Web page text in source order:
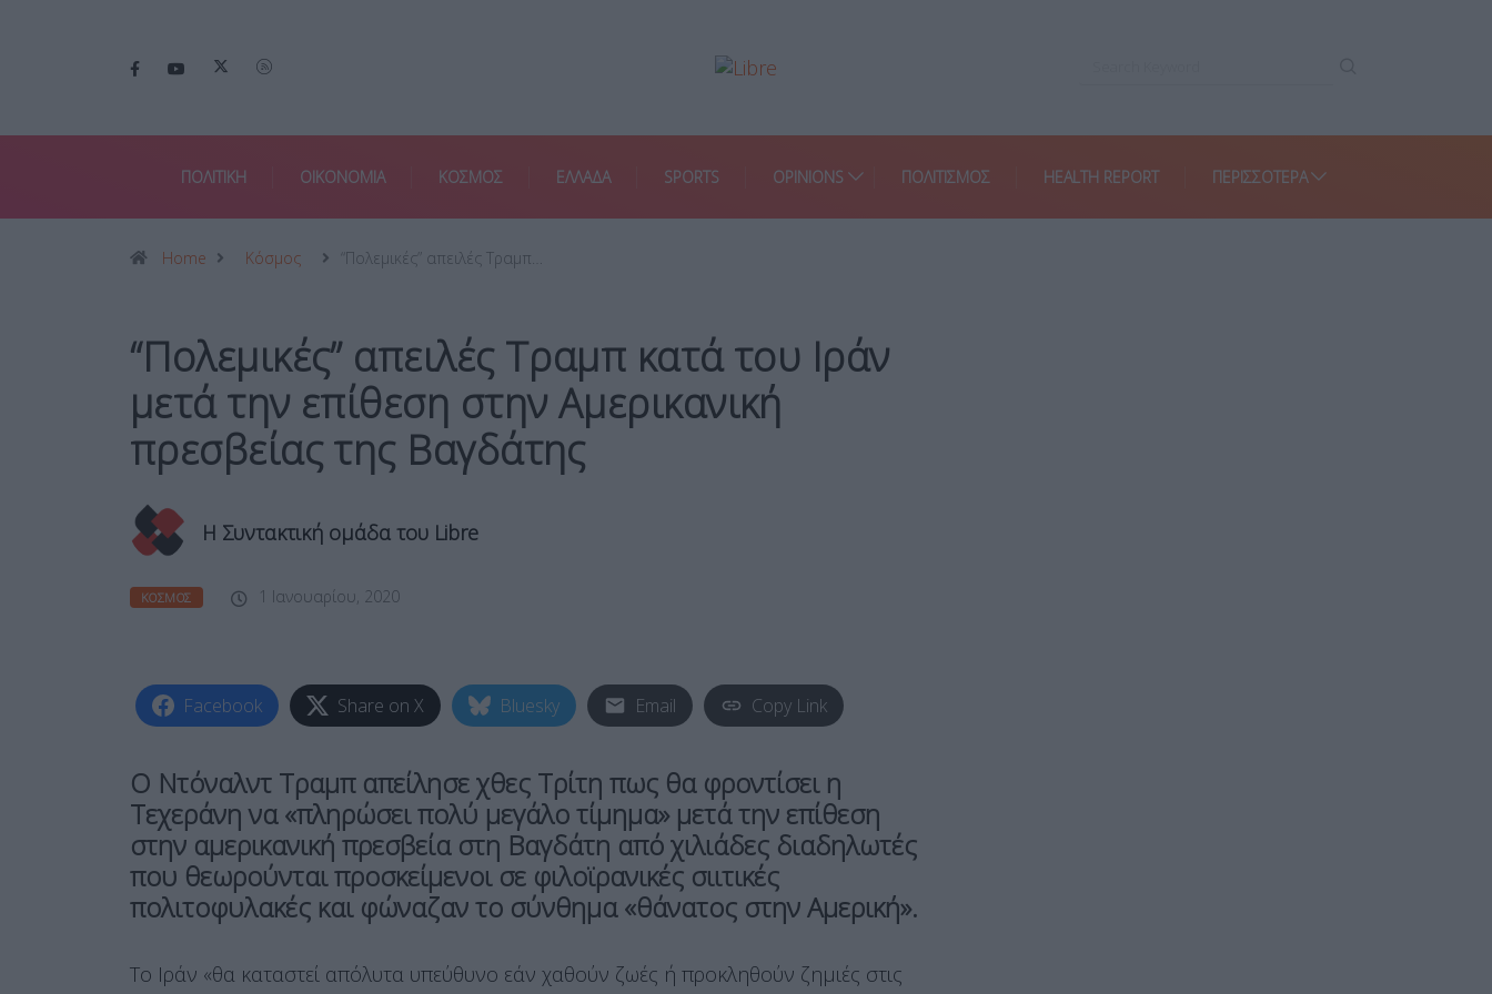
ΠΟΛΙΤΙΚΗ ΟΙΚΟΝΟΜΙΑ ΚΟΣΜΟΣ ΕΛΛΑΔΑ SPORTS OPINIONS ΠΟΛΙΤΙΣΜΟΣ HEALTH REPORT ΠΕΡΙΣΣΌΤΕΡΑ
Home Κόσμος “Πολεμικές” απειλές Τραμπ…
“Πολεμικές” απειλές Τραμπ κατά του Ιράν
μετά την επίθεση στην Αμερικανική
πρεσβείας της Βαγδάτης
Η Συντακτική ομάδα του Libre
ΚΌΣΜΟΣ 1 Ιανουαρίου, 2020
Facebook Share on X Bluesky Email Copy Link
Ο Ντόναλντ Τραμπ απείλησε χθες Τρίτη πως θα φροντίσει η
Τεχεράνη να «πληρώσει πολύ μεγάλο τίμημα» μετά την επίθεση
στην αμερικανική πρεσβεία στη Βαγδάτη από χιλιάδες διαδηλωτές
που θεωρούνται προσκείμενοι σε φιλοϊρανικές σιιτικές
πολιτοφυλακές και φώναζαν το σύνθημα «θάνατος στην Αμερική».
Το Ιράν «θα καταστεί απόλυτα υπεύθυνο εάν χαθούν ζωές ή προκληθούν ζημιές στις